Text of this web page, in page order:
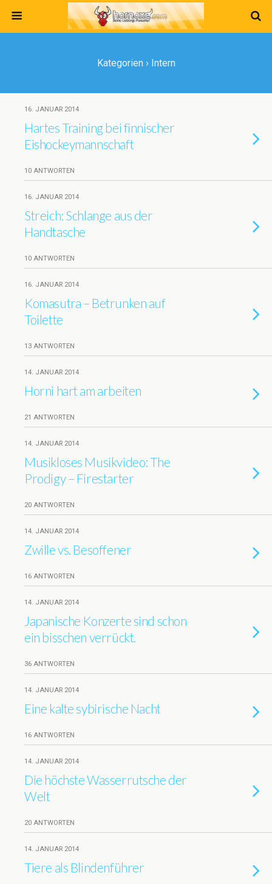
Kategorien › Intern
16. JANUAR 2014
Hartes Training bei finnischer
Eishockeymannschaft
10 ANTWORTEN
16. JANUAR 2014
Streich: Schlange aus der
Handtasche
10 ANTWORTEN
16. JANUAR 2014
Komasutra – Betrunken auf
Toilette
13 ANTWORTEN
14. JANUAR 2014
Horni hart am arbeiten
21 ANTWORTEN
14. JANUAR 2014
Musikloses Musikvideo: The
Prodigy – Firestarter
20 ANTWORTEN
14. JANUAR 2014
Zwille vs. Besoffener
16 ANTWORTEN
14. JANUAR 2014
Japanische Konzerte sind schon
ein bisschen verrückt.
36 ANTWORTEN
14. JANUAR 2014
Eine kalte sybirische Nacht
16 ANTWORTEN
14. JANUAR 2014
Die höchste Wasserrutsche der
Welt
20 ANTWORTEN
14. JANUAR 2014
Tiere als Blindenführer